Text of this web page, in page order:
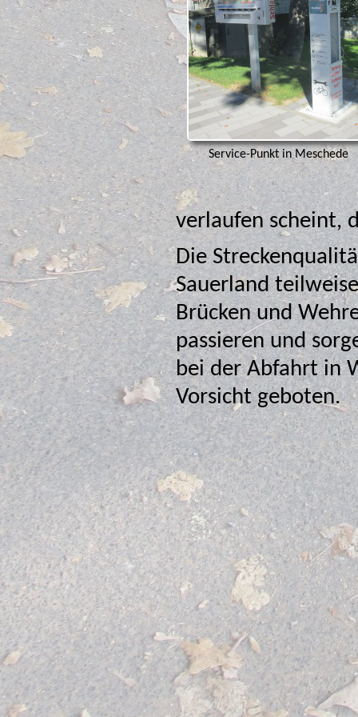
Service-Punkt in Meschede
verlaufen scheint,
Die
Sauerland teilweise recht hügelig zu geht.
Brücken und Wehre
passieren und
bei der Abfahrt in Wengern ist mit ihren 20% Gefälle
Vorsicht geboten.